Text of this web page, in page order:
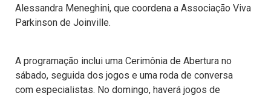
Alessandra Meneghini, que coordena a Associação Viva
Parkinson de Joinville.
A programação inclui uma Cerimônia de Abertura no
sábado, seguida dos jogos e uma roda de conversa
com especialistas. No domingo, haverá jogos de